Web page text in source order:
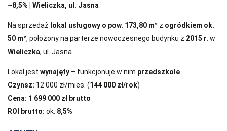
~8,5% | Wieliczka, ul. Jasna
Na sprzedaż lokal usługowy o pow. 173,80 m² z ogródkiem ok.
50 m², położony na parterze nowoczesnego budynku z 2015 r. w
Wieliczka, ul. Jasna.
Lokal jest wynajęty – funkcjonuje w nim przedszkole
Czynsz: 12 000 zł/mies. (144 000 zł/rok)
Cena: 1 699 000 zł brutto
ROI brutto: ok. 8,5%